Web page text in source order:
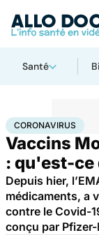
Santé
AccueilSanté
CORONAVIRUS
Vaccins
: qu'est-ce
Depuis hier,
médicaments, a
contre le Covid-
conçu par